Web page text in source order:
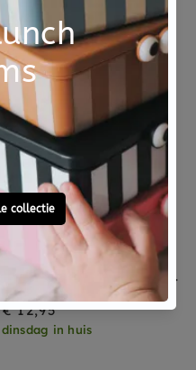
€ 34,95
dinsdag in huis
Petit Monkey siliconen sippy cup met oren taupe
€ 12,95
dinsdag in huis